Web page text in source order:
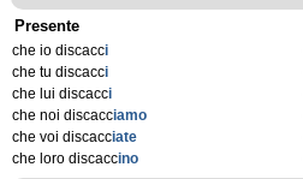
Presente
che io discacci
che tu discacci
che lui discacci
che noi discacciamo
che voi discacciate
che loro discaccino